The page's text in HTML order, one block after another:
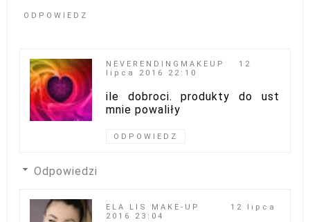
ODPOWIEDZ
NEVERENDINGMAKEUP
12
lipca 2016 22:10
ile dobroci. produkty do ust
mnie powaliły
ODPOWIEDZ
Odpowiedzi
ELA LIS MAKE-UP
12 lipca
2016 23:04